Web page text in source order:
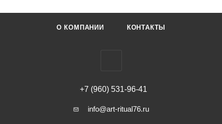
О КОМПАНИИ КОНТАКТЫ
+7 (960) 531-96-41
info@art-ritual76.ru